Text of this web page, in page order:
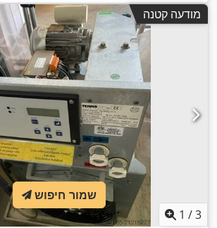
מודעה קטנה
1 /3
שמור חיפוש